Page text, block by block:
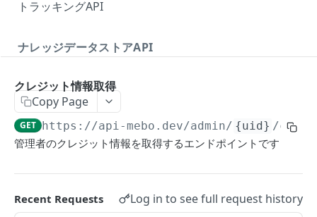
トラッキングAPI
ナレッジデータストアAPI
レコード削除
URL追加 PUT
ナレッジ検索(β版)
エージェント管理API
クレジット情報取得
Copy Page
GET https://api-mebo.dev/admin/ {uid} /
管理者のクレジット情報を取得するエンドポイントです
Recent Requests Log in to see full request history